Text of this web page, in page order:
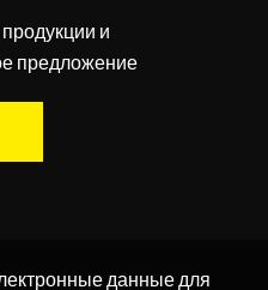
и
предложение
данные для